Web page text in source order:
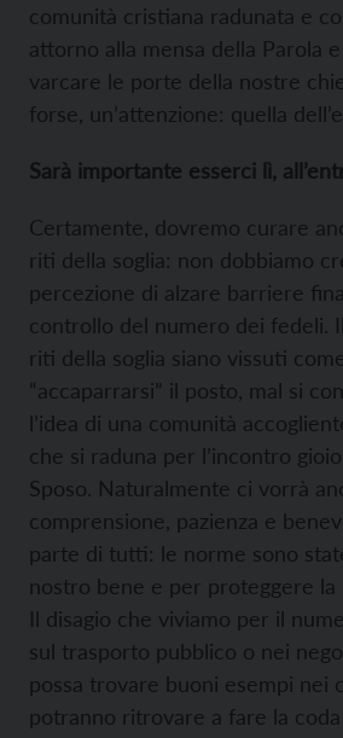
comunità cristiana radunata e
attorno alla mensa della Parola
varcare le porte della nostre
forse, un’attenzione: quella
Sarà importante esserci lì,
Certamente, dovremo curare
riti della soglia: non dobbiamo
percezione di alzare barriere
controllo del numero dei fedeli.
riti della soglia siano vissuti
“accaparrarsi” il posto, mal si
l’idea di una comunità
che si raduna per l’incontro
Sposo. Naturalmente ci vorrà
comprensione, pazienza e
parte di tutti: le norme sono
nostro bene e per proteggere
Il disagio che viviamo per il
sul trasporto pubblico o nei
possa trovare buoni esempi nei
potranno ritrovare a fare la